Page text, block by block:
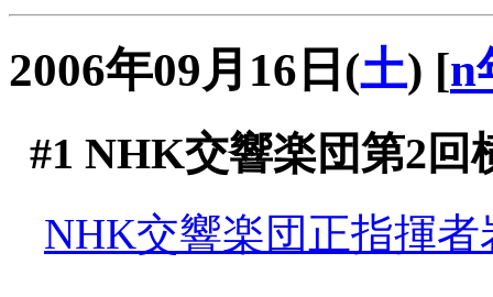
2006年09月16日(土) [n
#1 NHK交響楽団第2回
NHK交響楽団正指揮者